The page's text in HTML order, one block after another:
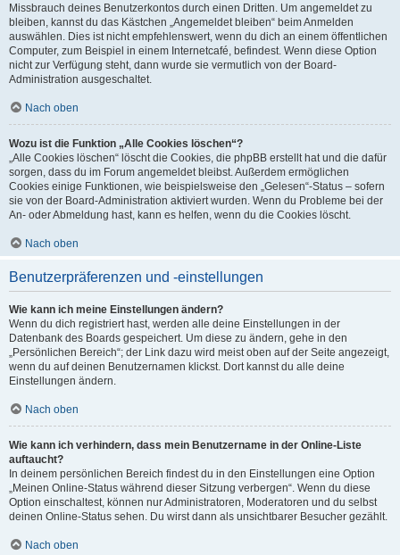
Missbrauch deines Benutzerkontos durch einen Dritten. Um angemeldet zu
bleiben, kannst du das Kästchen „Angemeldet bleiben“ beim Anmelden
auswählen. Dies ist nicht empfehlenswert, wenn du dich an einem öffentlichen
Computer, zum Beispiel in einem Internetcafé, befindest. Wenn diese Option
nicht zur Verfügung steht, dann wurde sie vermutlich von der Board-
Administration ausgeschaltet.
Nach oben
Wozu ist die Funktion „Alle Cookies löschen“?
„Alle Cookies löschen“ löscht die Cookies, die phpBB erstellt hat und die dafür
sorgen, dass du im Forum angemeldet bleibst. Außerdem ermöglichen
Cookies einige Funktionen, wie beispielsweise den „Gelesen“-Status – sofern
sie von der Board-Administration aktiviert wurden. Wenn du Probleme bei der
An- oder Abmeldung hast, kann es helfen, wenn du die Cookies löscht.
Nach oben
Benutzerpräferenzen und -einstellungen
Wie kann ich meine Einstellungen ändern?
Wenn du dich registriert hast, werden alle deine Einstellungen in der
Datenbank des Boards gespeichert. Um diese zu ändern, gehe in den
„Persönlichen Bereich“; der Link dazu wird meist oben auf der Seite angezeigt,
wenn du auf deinen Benutzernamen klickst. Dort kannst du alle deine
Einstellungen ändern.
Nach oben
Wie kann ich verhindern, dass mein Benutzername in der Online-Liste
auftaucht?
In deinem persönlichen Bereich findest du in den Einstellungen eine Option
„Meinen Online-Status während dieser Sitzung verbergen“. Wenn du diese
Option einschaltest, können nur Administratoren, Moderatoren und du selbst
deinen Online-Status sehen. Du wirst dann als unsichtbarer Besucher gezählt.
Nach oben